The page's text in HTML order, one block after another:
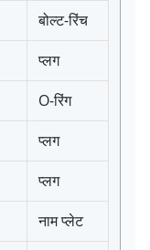
बोल्ट-रिंच
प्लग
O-रिंग
प्लग
प्लग
नाम प्लेट